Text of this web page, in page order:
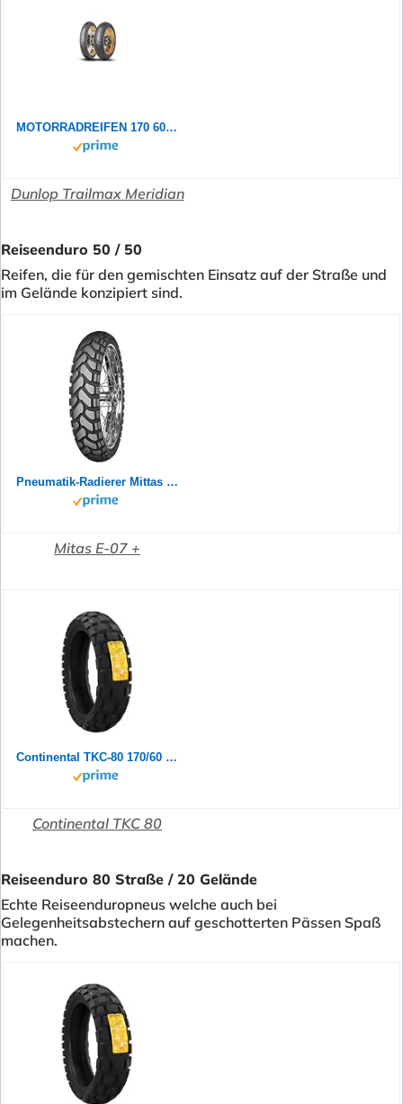
MOTORRADREIFEN 170 60 R17 072W DUNLOP TRAILMAX MERIDIAN TL
Dunlop Trailmax Meridian
Reiseenduro 50 / 50
Reifen, die für den gemischten Einsatz auf der Straße und
im Gelände konzipiert sind.
Pneumatik-Radierer Mittas 120/70B19 60T E-07+ Enduro Trail M+S
Mitas E-07 +
Continental TKC-80 170/60 B 17 M/C 72Q M+S TL Rear
Continental TKC 80
Reiseenduro 80 Straße / 20 Gelände
Echte Reiseenduropneus welche auch bei
Gelegenheitsabstechern auf geschotterten Pässen Spaß
machen.